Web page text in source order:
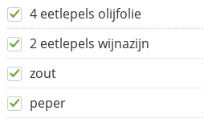
4 eetlepels olijfolie
2 eetlepels wijnazijn
zout
peper